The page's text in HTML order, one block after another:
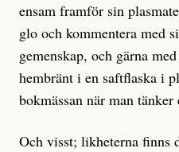
ensam framför sin
glo och kommentera med
gemenskap, och gärna
hembränt i en saftflaska i
bokmässan när man
Och visst; likheterna finns